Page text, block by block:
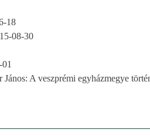
18
08-30
János: A veszprémi egyházmegye